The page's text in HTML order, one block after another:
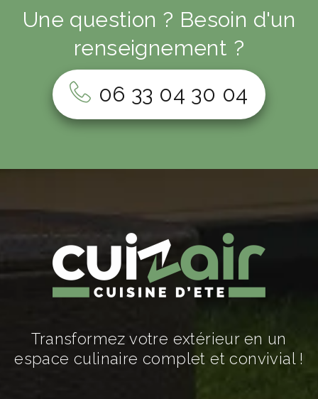
Une question ? Besoin d'un
renseignement ?
06 33 04 30 04
Transformez votre extérieur en un
espace culinaire complet et convivial !